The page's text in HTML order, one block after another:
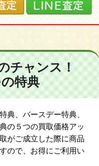
チャンス！
特典
典、バースデー特典、
の５つの買取価格アッ
がご成立した際に商品
ので、お得にご利用い